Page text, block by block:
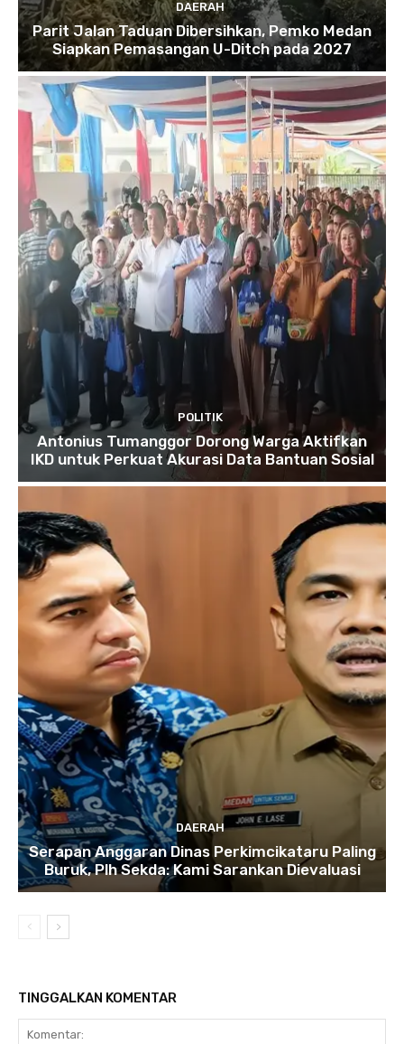
DAERAH
Parit Jalan Taduan Dibersihkan, Pemko Medan
Siapkan Pemasangan U-Ditch pada 2027
POLITIK
Antonius Tumanggor Dorong Warga Aktifkan
IKD untuk Perkuat Akurasi Data Bantuan Sosial
DAERAH
Serapan Anggaran Dinas Perkimcikataru Paling
Buruk, Plh Sekda: Kami Sarankan Dievaluasi
TINGGALKAN KOMENTAR